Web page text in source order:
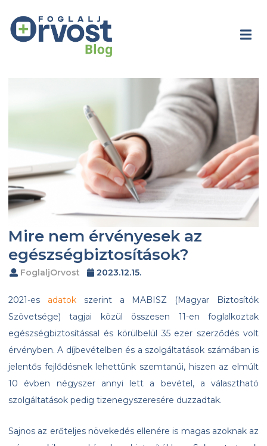
Mire nem érvényesek az
egészségbiztosítások?
FoglaljOrvost 2023.12.15.
2021-es adatokszerint a MABISZ (Magyar Biztosítók
Szövetsége) tagjai közül összesen 11-en foglalkoztak
egészségbiztosítással és körülbelül 35 ezer szerződés volt
érvényben. A díjbevételben és a szolgáltatások számában is
jelentős fejlődésnek lehettünk szemtanúi, hiszen az elmúlt
10 évben négyszer annyi lett a bevétel, a választható
szolgáltatások pedig tizenegyszeresére duzzadtak.
Sajnos az erőteljes növekedés ellenére is magas azoknak az